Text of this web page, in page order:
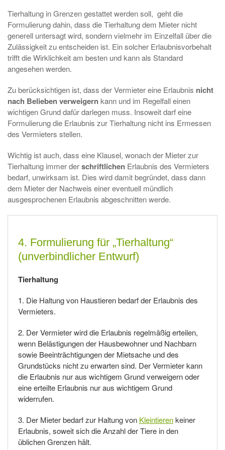
Tierhaltung in Grenzen gestattet werden soll, geht die
Formulierung dahin, dass die Tierhaltung dem Mieter nicht
generell untersagt wird, sondern vielmehr im Einzelfall über die
Zulässigkeit zu entscheiden ist. Ein solcher Erlaubnisvorbehalt
trifft die Wirklichkeit am besten und kann als Standard
angesehen werden.
Zu berücksichtigen ist, dass der Vermieter eine Erlaubnis nicht
nach Belieben verweigern kann und im Regelfall einen
wichtigen Grund dafür darlegen muss. Insoweit darf eine
Formulierung die Erlaubnis zur Tierhaltung nicht ins Ermessen
des Vermieters stellen.
Wichtig ist auch, dass eine Klausel, wonach der Mieter zur
Tierhaltung immer derschriftlichen Erlaubnis des Vermieters
bedarf, unwirksam ist. Dies wird damit begründet, dass dann
dem Mieter der Nachweis einer eventuell mündlich
ausgesprochenen Erlaubnis abgeschnitten werde.
4. Formulierung für „Tierhaltung“
(unverbindlicher Entwurf)
Tierhaltung
1. Die Haltung von Haustieren bedarf der Erlaubnis des
Vermieters.
2. Der Vermieter wird die Erlaubnis regelmäßig erteilen,
wenn Belästigungen der Hausbewohner und Nachbarn
sowie Beeinträchtigungen der Mietsache und des
Grundstücks nicht zu erwarten sind. Der Vermieter kann
die Erlaubnis nur aus wichtigem Grund verweigern oder
eine erteilte Erlaubnis nur aus wichtigem Grund
widerrufen.
3. Der Mieter bedarf zur Haltung von Kleintierenkeiner
Erlaubnis, soweit sich die Anzahl der Tiere in den
üblichen Grenzen hält.